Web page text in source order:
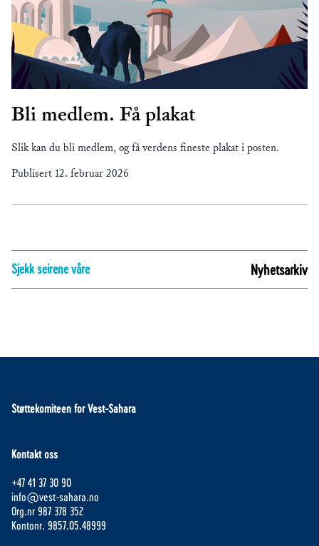
Bli medlem. Få plakat
Slik kan du bli medlem, og få verdens fineste plakat i posten.
Publisert 12. februar 2026
Sjekk seirene våre Nyhetsarkiv
Støttekomiteen for Vest-Sahara
Kontakt oss
+47 41 37 30 90
info@vest-sahara.no
Org.nr 987 378 352
Kontonr. 9857.05.48999